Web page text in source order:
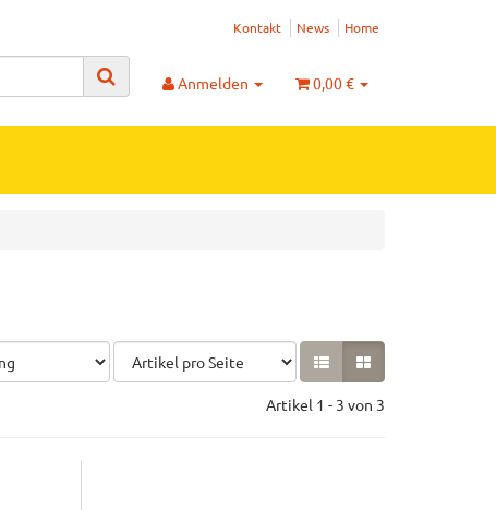
Kontakt News Home
Anmelden 0,00 €
Artikel 1 - 3 von 3